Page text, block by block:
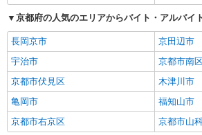
京都府の人気のエリアからバイト・アルバイ
長岡京市
京田辺市
宇治市
京都市南
京都市伏見区
木津川市
亀岡市
福知山市
京都市右京区
京都市山